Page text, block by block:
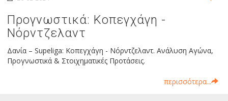
Προγνωστικά: Κοπεγχάγη -
Νόρντζελαντ
Δανία – Supeliga: Κοπεγχάγη - Νόρντζελαντ. Ανάλυση Αγώνα,
Προγνωστικά & Στοιχηματικές Προτάσεις.
περισσότερα...